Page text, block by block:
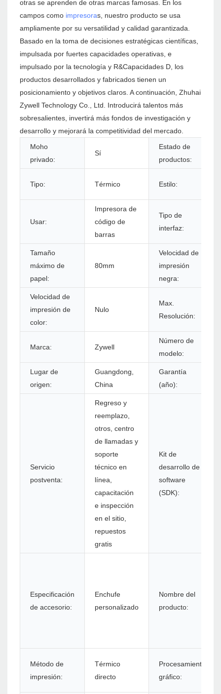
otras se aprenden de otras marcas famosas. En los
campos como impresoras, nuestro producto se usa
ampliamente por su versatilidad y calidad garantizada.
Basado en la toma de decisiones estratégicas científicas,
impulsada por fuertes capacidades operativas, e
impulsado por la tecnología y R&Capacidades D, los
productos desarrollados y fabricados tienen un
posicionamiento y objetivos claros. A continuación, Zhuhai
Zywell Technology Co., Ltd. Introducirá talentos más
sobresalientes, invertirá más fondos de investigación y
desarrollo y mejorará la competitividad del mercado.
Moho
privado:
Sí
Estado de
productos:
Tipo: Térmico Estilo:
Usar:
Impresora de
código de
barras
Tipo de
interfaz:
Tamaño
máximo de
papel:
80mm
Velocidad de
impresión
negra:
Velocidad de
impresión de
color:
Nulo
Max.
Resolución:
Marca: Zywell
Número de
modelo:
Lugar de
origen:
Guangdong,
China
Garantía
(año):
Servicio
postventa:
Regreso y
reemplazo,
otros, centro
de llamadas y
soporte
técnico en
línea,
capacitación
e inspección
en el sitio,
repuestos
gratis
Kit de
desarrollo de
software
(SDK):
Especificación
de accesorio:
Enchufe
personalizado
Nombre del
producto:
Método de
impresión:
Térmico
directo
Procesamiento
gráfico: